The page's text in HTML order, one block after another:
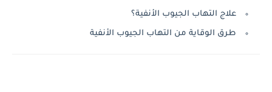
علاج التهاب الجيوب الأنفية؟
طرق الوقاية من التهاب الجيوب الأنفية